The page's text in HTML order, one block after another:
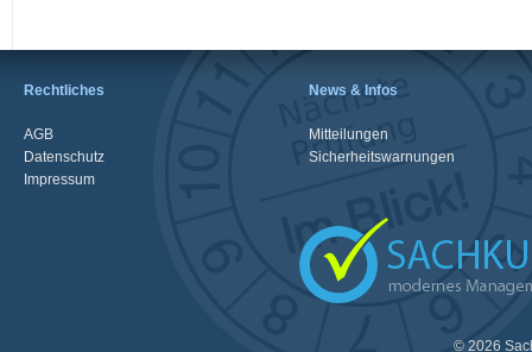
Rechtliches
AGB
Datenschutz
Impressum
News & Infos
Mitteilungen
Sicherheitswarnungen
© 2026